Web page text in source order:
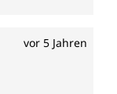
vor 5 Jahren
5 Sternen